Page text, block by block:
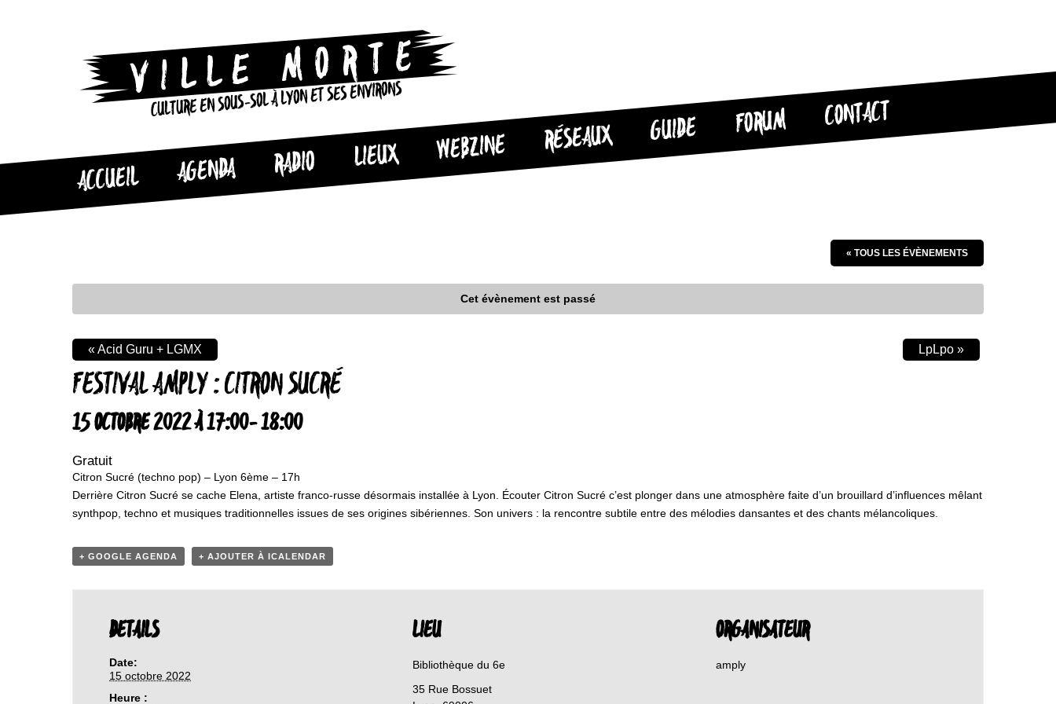
CULTURE EN SOUS-SOL À LYON ET SES ENVIRONS
ACCUEIL AGENDA RADIO LIEUX WEBZINE RÉSEAUX GUIDE FORUM CONTACT
« TOUS LES ÉVÈNEMENTS
Cet évènement est passé
FESTIVAL AMPLY : CITRON SUCRÉ
15 OCTOBRE 2022 À 17:00-18:00
Gratuit
«Acid Guru + LGMX LpLpo »
Citron Sucré (techno pop) – Lyon 6ème – 17h
Derrière Citron Sucré se cache Elena, artiste franco-russe désormais installée à Lyon. Écouter Citron Sucré c’est plonger dans une atmosphère faite d’un brouillard d’influences mêlant
synthpop, techno et musiques traditionnelles issues de ses origines sibériennes. Son univers : la rencontre subtile entre des mélodies dansantes et des chants mélancoliques.
+ GOOGLE AGENDA + AJOUTER À ICALENDAR
DETAILS
Date:
15 octobre 2022
Heure :
LIEU
Bibliothèque du 6e
35 Rue Bossuet
ORGANISATEUR
amply